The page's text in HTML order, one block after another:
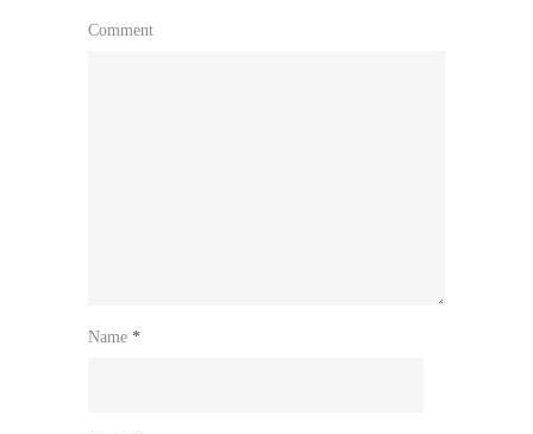
Comment
Name *